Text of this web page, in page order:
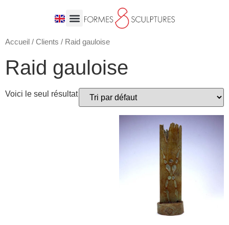
Accueil / Clients / Raid gauloise
Raid gauloise
Voici le seul résultat